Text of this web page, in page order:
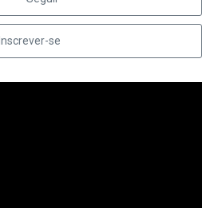
Inscrever-se